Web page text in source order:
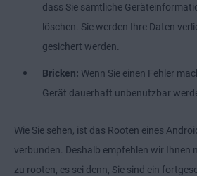
dass Sie sämtliche
löschen. Sie werden Ihre Daten
gesichert werden.
Bricken: Wenn Sie einen Fehler
Gerät dauerhaft unbenutzbar
Wie Sie sehen, ist das Rooten eines
verbunden. Deshalb empfehlen wir Ihnen
zu rooten, es sei denn, Sie sind ein